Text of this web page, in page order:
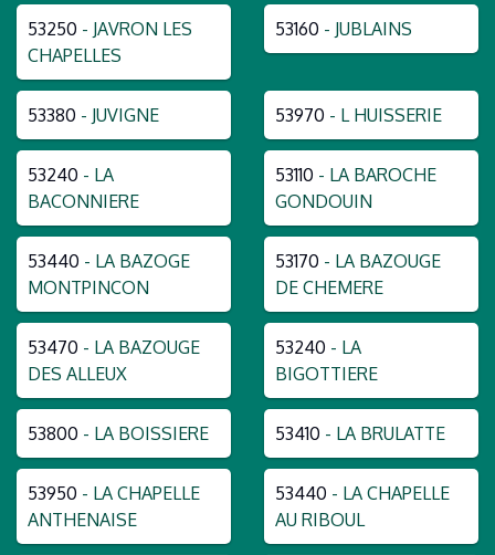
53250 - JAVRON LES
CHAPELLES
53160 - JUBLAINS
53380 - JUVIGNE 53970 - L HUISSERIE
53240 - LA
BACONNIERE
53110 - LA BAROCHE
GONDOUIN
53440 - LA BAZOGE
MONTPINCON
53170 - LA BAZOUGE
DE CHEMERE
53470 - LA BAZOUGE
DES ALLEUX
53240 - LA
BIGOTTIERE
53800 - LA BOISSIERE 53410 - LA BRULATTE
53950 - LA CHAPELLE
ANTHENAISE
53440 - LA CHAPELLE
AU RIBOUL